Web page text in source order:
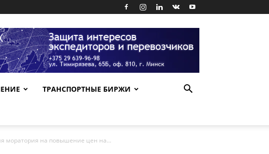
ТРАНСПОРТНЫЕ БИРЖИ
моратория на повышение цен на...